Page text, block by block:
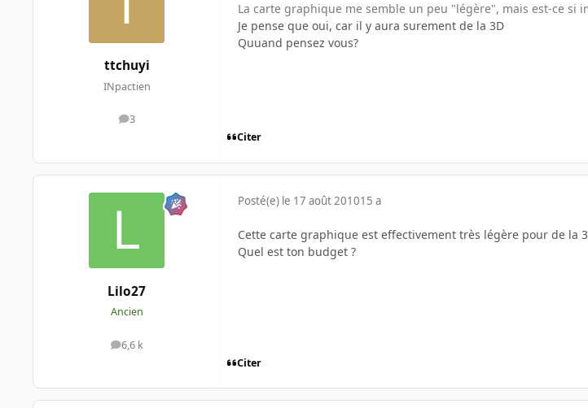
ttchuyi
INpactien
3
messages
La carte graphique me semble un peu "légère", mais est-ce si
Je pense que oui, car il y aura surement de la 3D
Quuand pensez vous?
Citer
Lilo27
Ancien
6,6 k
messages
Posté(e) le 17 août 201015 a
Cette carte graphique est effectivement très légère pour de la
Quel est ton budget ?
Citer